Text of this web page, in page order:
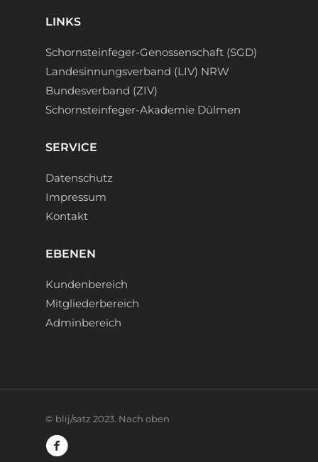
LINKS
Schornsteinfeger-Genossenschaft (SGD)
Landesinnungsverband (LIV) NRW
Bundesverband (ZIV)
Schornsteinfeger-Akademie Dülmen
SERVICE
Datenschutz
Impressum
Kontakt
EBENEN
Kundenbereich
Mitgliederbereich
Adminbereich
© blij/satz 2023. Nach oben